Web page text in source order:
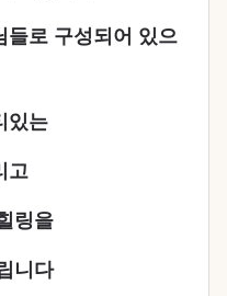
들로 구성되어 있으
있는
고
링을
니다